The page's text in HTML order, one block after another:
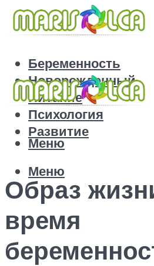
Беременность
Новорожденный
Питание
Психология
Развитие
Меню
Меню
Образ
время